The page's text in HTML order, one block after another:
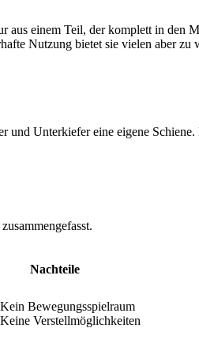
aus einem Teil, der komplett in den
Nutzung bietet sie vielen aber zu
und Unterkiefer eine eigene
Nachteile
Kein Bewe­gungs­spiel­raum
Keine Verstellmöglichkeiten